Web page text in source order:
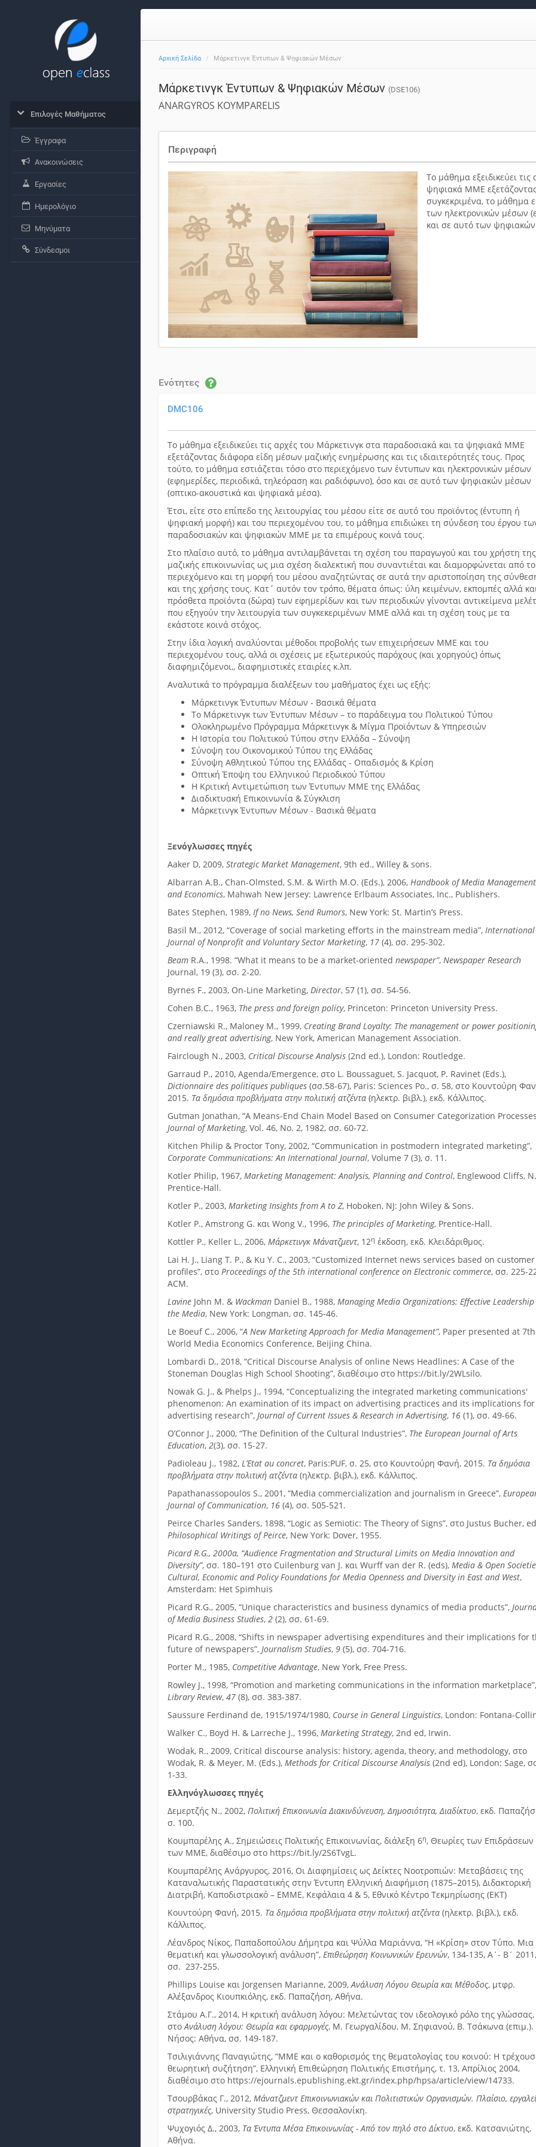
Αρχική Σελίδα Μάρκετινγκ Έντυπων & Ψηφιακών Μέσων
Μάρκετινγκ Έντυπων & Ψηφιακών Μέσων (DSE106)
ANARGYROS KOYMPARELIS
Περιγραφή
Το μάθημα εξειδικεύει
ψηφιακά ΜΜΕ εξετάζοντας
συγκεκριμένα, το μάθημα
των ηλεκτρονικών μέσων
και σε αυτό των
Ενότητες
DMC106
Το μάθημα εξειδικεύει τις αρχές του Μάρκετινγκ στα παραδοσιακά και τα ψηφιακά ΜΜΕ
εξετάζοντας διάφορα είδη μέσων μαζικής ενημέρωσης και τις ιδιαιτερότητές τους. Προς
τούτο, το μάθημα εστιάζεται τόσο στο περιεχόμενο των έντυπων και ηλεκτρονικών μέσων
(εφημερίδες, περιοδικά, τηλεόραση και ραδιόφωνο), όσο και σε αυτό των ψηφιακών μέσων
(οπτικο-ακουστικά και ψηφιακά μέσα).
Έτσι, είτε στο επίπεδο της λειτουργίας του μέσου είτε σε αυτό του προϊόντος (έντυπη ή
ψηφιακή μορφή) και του περιεχομένου του, το μάθημα επιδιώκει τη σύνδεση του έργου
παραδοσιακών και ψηφιακών ΜΜΕ με τα επιμέρους κοινά τους.
Στο πλαίσιο αυτό, το μάθημα αντιλαμβάνεται τη σχέση του παραγωγού και του χρήστη της
μαζικής επικοινωνίας ως μια σχέση διαλεκτική που συναντιέται και διαμορφώνεται από το
περιεχόμενο και τη μορφή του μέσου αναζητώντας σε αυτά την αριστοποίηση της
και της χρήσης τους. Κατ΄ αυτόν τον τρόπο, θέματα όπως: ύλη κειμένων, εκπομπές αλλά
πρόσθετα προϊόντα (δώρα) των εφημερίδων και των περιοδικών γίνονται αντικείμενα
που εξηγούν την λειτουργία των συγκεκεριμένων ΜΜΕ αλλά και τη σχέση τους με τα
εκάστοτε κοινά στόχος.
Στην ίδια λογική αναλύονται μέθοδοι προβολής των επιχειρήσεων ΜΜΕ και του
περιεχομένου τους, αλλά οι σχέσεις με εξωτερικούς παρόχους (και χορηγούς) όπως
διαφημιζόμενοι,, διαφημιστικές εταιρίες κ.λπ.
Αναλυτικά το πρόγραμμα διαλέξεων του μαθήματος έχει ως εξής:
Μάρκετινγκ Έντυπων Μέσων - Βασικά θέματα
Το Μάρκετινγκ των Έντυπων Μέσων – το παράδειγμα του Πολιτικού Τύπου
Ολοκληρωμένο Πρόγραμμα Μάρκετινγκ & Μίγμα Προϊόντων & Υπηρεσιών
Η Ιστορία του Πολιτικού Τύπου στην Ελλάδα – Σύνοψη
Σύνοψη του Οικονομικού Τύπου της Ελλάδας
Σύνοψη Αθλητικού Τύπου της Ελλάδας - Οπαδισμός & Κρίση
Οπτική Έποψη του Ελληνικού Περιοδικού Τύπου
Η Κριτική Αντιμετώπιση των Έντυπων ΜΜΕ της Ελλάδας
Διαδικτυακή Επικοινωνία & Σύγκλιση
Μάρκετινγκ Έντυπων Μέσων - Βασικά θέματα
Ξενόγλωσσες πηγές
Aaker D, 2009,Strategic Market Management, 9th ed., Willey & sons.
Albarran A.B., Chan-Olmsted, S.M. & Wirth M.O. (Eds.), 2006,Handbook of Media Management
and Economics, Mahwah New Jersey: Lawrence Erlbaum Associates, Inc., Publishers.
Bates Stephen, 1989,If no News, Send Rumors, New York: St. Martin’s Press.
Basil M., 2012, “Coverage of social marketing efforts in the mainstream media”,International
Journal of Nonprofit and Voluntary Sector Marketing, 17(4), σσ. 295-302.
Beam R.A., 1998. “What it means to be a market-orientednewspaper”,Newspaper Research
Journal, 19 (3), σσ. 2-20.
Byrnes F., 2003, On-Line Marketing,Director, 57 (1), σσ. 54-56.
Cohen B.C., 1963, The press and foreign policy, Princeton: Princeton University Press.
Czerniawski R., Maloney M., 1999, Creating Brand Loyalty: The management or power
and really great advertising, New York, American Management Association.
Fairclough N., 2003, Critical Discourse Analysis(2nd ed.), London: Routledge.
Garraud P., 2010, Agenda/Emergence, στο L. Boussaguet, S. Jacquot, P. Ravinet (Eds.),
Dictionnaire des politiques publiques(σσ.58-67), Paris: Sciences Po., σ. 58, στο Κουντούρη
2015. Τα δημόσια προβλήματα στην πολιτική ατζέντα (ηλεκτρ. βιβλ.), εκδ. Κάλλιπος.
Gutman Jonathan, “A Means-End Chain Model Based on Consumer Categorization
Journal of Marketing, Vol. 46, No. 2, 1982, σσ. 60-72.
Kitchen Philip & Proctor Tony, 2002, “Communication in postmodern integrated marketing”,
Corporate Communications: An International Journal, Volume 7 (3), σ. 11.
Kotler Philip, 1967,Marketing Management: Analysis, Planning and Control, Englewood Cliffs,
Prentice-Hall.
Kotler P., 2003,Marketing Insights from A to Z, Hoboken, NJ: John Wiley & Sons.
Kotler P., Amstrong G. και Wong V., 1996, The principles of Marketing, Prentice-Hall.
Kottler P., Keller L., 2006,Μάρκετινγκ Μάνατζμεντ, 12η έκδοση, εκδ. Κλειδάριθμος.
Lai H. J., Liang T. P., & Ku Y. C., 2003, “Customized Internet news services based on customer
profiles”, στοProceedings of the 5th international conference on Electronic commerce, σσ. 225-
ACM.
Lavine John M. & Wackman Daniel B., 1988,Managing Media Organizations: Effective
the Media, New York: Longman, σσ. 145-46.
Le Boeuf C., 2006, “A New Marketing Approach for Media Management”, Paper presented at
World Media Economics Conference, Beijing China.
Lombardi D., 2018, “Critical Discourse Analysis of online News Headlines: A Case of the
Stoneman Douglas High School Shooting”, διαθέσιμο στο https://bit.ly/2WLsilo.
Nowak G. J., & Phelps J., 1994, “Conceptualizing the integrated marketing communications'
phenomenon: An examination of its impact on advertising practices and its implications for
advertising research”,Journal of Current Issues & Research in Advertising, 16(1), σσ. 49-66.
O’Connor J., 2000, “The Definition of the Cultural Industries”, The European Journal of Arts
Education,2(3), σσ. 15-27.
Padioleau J., 1982,L’Etat au concret, Paris:PUF, σ. 25, στο Κουντούρη Φανή, 2015. Τα δημόσια
προβλήματα στην πολιτική ατζέντα (ηλεκτρ. βιβλ.), εκδ. Κάλλιπος.
Papathanassopoulos S., 2001, “Media commercialization and journalism in Greece”,
Journal of Communication, 16(4), σσ. 505-521.
Peirce Charles Sanders, 1898, “Logic as Semiotic: The Theory of Signs”, στο Justus Bucher,
Philosophical Writings of Peirce, New York: Dover, 1955.
Picard R.G., 2000a, “Audience Fragmentation and Structural Limits on Media Innovation and
Diversity”, σσ. 180–191 στο Cuilenburg van J. και Wurff van der R. (eds),Media & Open
Cultural, Economic and Policy Foundations for Media Openness and Diversity in East and West,
Amsterdam: Het Spimhuis
Picard R.G., 2005, “Unique characteristics and business dynamics of media products”,
of Media Business Studies,2(2), σσ. 61-69.
Picard R.G., 2008, “Shifts in newspaper advertising expenditures and their implications for
future of newspapers”,Journalism Studies,9(5), σσ. 704-716.
Porter M., 1985, Competitive Advantage, New York, Free Press.
Rowley J., 1998, “Promotion and marketing communications in the information marketplace”,
Library Review,47(8), σσ. 383-387.
Saussure Ferdinand de, 1915/1974/1980, Course in General Linguistics, London: Fontana-
Walker C., Boyd H. & Larreche J., 1996,Marketing Strategy, 2nd ed, Irwin.
Wodak, R., 2009, Critical discourse analysis: history, agenda, theory, and methodology, στο
Wodak, R. & Meyer, M. (Eds.),Methods for Critical Discourse Analysis(2nd ed), London: Sage,
1-33.
Ελληνόγλωσσες πηγές
Δεμερτζής Ν., 2002,Πολιτική Επικοινωνία Διακινδύνευση, Δημοσιότητα, Διαδίκτυο, εκδ.
σ. 100.
Κουμπαρέλης Α., Σημειώσεις Πολιτικής Επικοινωνίας, διάλεξη 6η, Θεωρίες των Επιδράσεων
των ΜΜΕ, διαθέσιμο στο https://bit.ly/2S6TvgL.
Κουμπαρέλης Ανάργυρος, 2016, Οι Διαφημίσεις ως Δείκτες Νοοτροπιών: Μεταβάσεις της
Καταναλωτικής Παραστατικής στην Έντυπη Ελληνική Διαφήμιση (1875–2015), Διδακτορική
Διατριβή, Καποδιστριακό – ΕΜΜΕ, Κεφάλαια 4 & 5, Εθνικό Κέντρο Τεκμηρίωσης (ΕΚΤ)
Κουντούρη Φανή, 2015. Τα δημόσια προβλήματα στην πολιτική ατζέντα (ηλεκτρ. βιβλ.), εκδ.
Κάλλιπος.
Λέανδρος Νίκος, Παπαδοπούλου Δήμητρα και Ψύλλα Μαριάννα, “Η «Κρίση» στον Τύπο. Μια
θεματική και γλωσσολογική ανάλυση”,Επιθεώρηση Κοινωνικών Ερευνών, 134-135, Α´- Β´ 2011,
σσ. 237-255.
Phillips Louise και Jorgensen Marianne, 2009,Ανάλυση Λόγου Θεωρία και Μέθοδος, μτφρ.
Αλέξανδρος Κιουπκιόλης, εκδ. Παπαζήση, Αθήνα.
Στάμου Α.Γ., 2014, Η κριτική ανάλυση λόγου: Μελετώντας τον ιδεολογικό ρόλο της γλώσσας,
στοΑνάλυση λόγου: Θεωρία και εφαρμογές, Μ. Γεωργαλίδου, Μ. Σηφιανού, Β. Τσάκωνα (επιμ.).
Νήσος: Αθήνα, σσ. 149-187.
Τσιλιγιάννης Παναγιώτης, “ΜΜΕ και ο καθορισμός της θεματολογίας του κοινού: Η
θεωρητική συζήτηση”, Ελληνική Επιθεώρηση Πολιτικής Επιστήμης, τ. 13, Απρίλιος 2004,
διαθέσιμο στο https://ejournals.epublishing.ekt.gr/index.php/hpsa/article/view/14733.
Τσουρβάκας Γ., 2012,Μάνατζμεντ Επικοινωνιακών και Πολιτιστικών Οργανισμών. Πλαίσιο,
στρατηγικές, University Studio Press, Θεσσαλονίκη.
Ψυχογιός Δ., 2003, Τα Έντυπα Μέσα Επικοινωνίας - Από τον πηλό στο Δίκτυο, εκδ. Κατσανιώτης,
Αθήνα.
Επιλογές Μαθήματος
Έγγραφα
Ανακοινώσεις
Εργασίες
Ημερολόγιο
Μηνύματα
Σύνδεσμοι